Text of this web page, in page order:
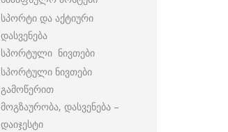
სპორტი და აქტიური
დასვენება
სპორტული ნივთები
სპორტული ნივთები
გამოწერით
მოგზაურობა, დასვენება –
დაიჯესტი